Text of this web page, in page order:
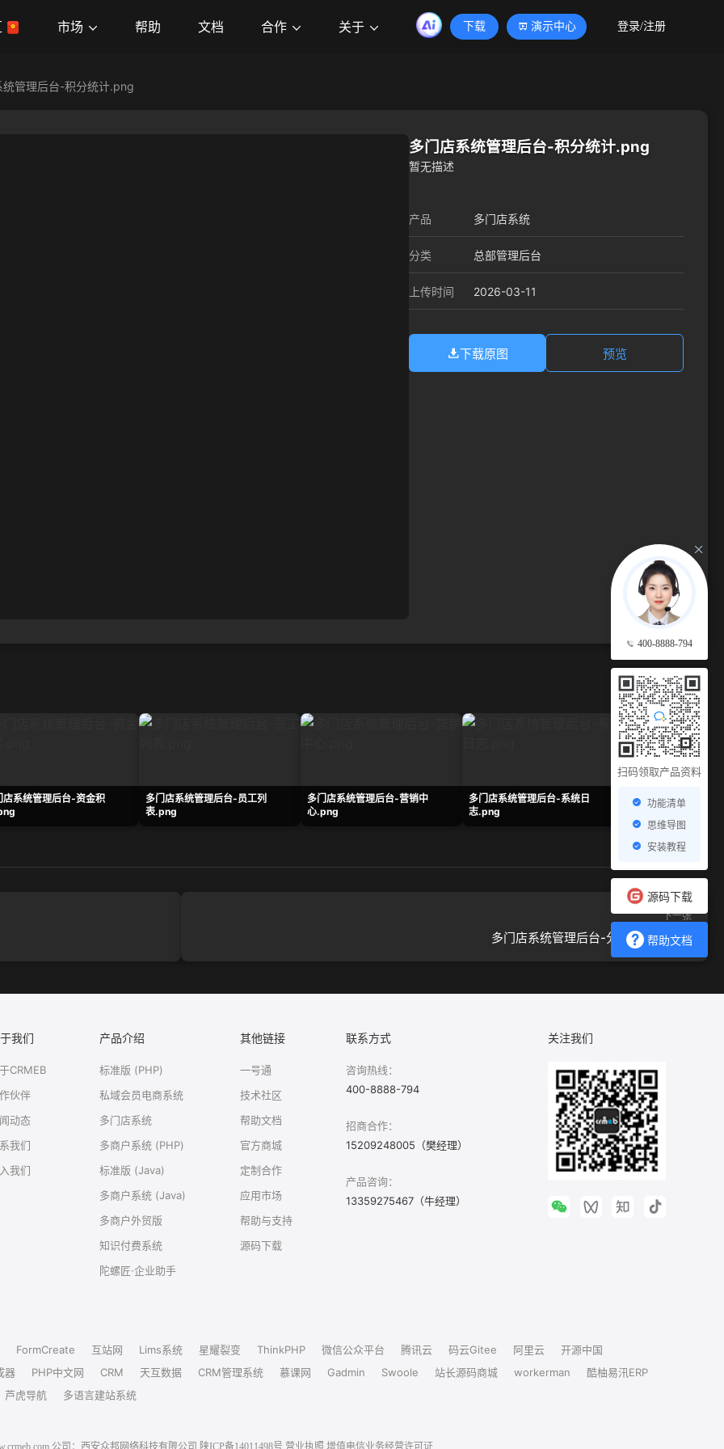
市场 帮助 文档 合作 关于 下载 演示中心 登录/注册
400-8888-794
扫码领取产品资料
功能清单
思维导图
安装教程
源码下载
帮助文档
统管理后台-积分统计.png
多门店系统管理后台-积分统计.png
暂无描述
产品 多门店系统
分类 总部管理后台
上传时间 2026-03-11
下载原图 预览
查看更多 →
店系统管理后台-资金积
多门店系统管理后台-员工列
表.png
多门店系统管理后台-营销中
心.png
多门店系统管理后台-系统日
志.png
多门店系统管理后台
表.png
下一张
多门店系统管理后台-分销员管理.png
我们
CRMEB
伙伴
动态
我们
我们
产品介绍
标准版 (PHP)
私域会员电商系统
多门店系统
多商户系统 (PHP)
标准版 (Java)
多商户系统 (Java)
多商户外贸版
知识付费系统
陀螺匠·企业助手
其他链接
一号通
技术社区
帮助文档
官方商城
定制合作
应用市场
帮助与支持
源码下载
联系方式
咨询热线：
400-8888-794
招商合作：
15209248005（樊经理）
产品咨询：
13359275467（牛经理）
关注我们
FormCreate 互站网 Lims系统 星耀裂变 ThinkPHP 微信公众平台 腾讯云 码云Gitee 阿里云
开源中国
器
PHP中文网 CRM 天互数据 CRM管理系统 慕课网 Gadmin Swoole 站长源码商城 workerman
酷柚易汛ERP
芦虎导航
多语言建站系统
公司：西安众邦网络科技有限公司 陕ICP备14011498号 营业执照 增值电信业务经营许可证